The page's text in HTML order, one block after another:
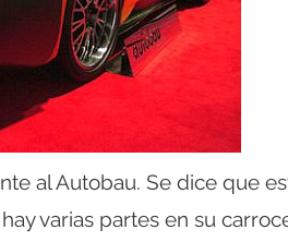
al Autobau. Se dice que
varias partes en su